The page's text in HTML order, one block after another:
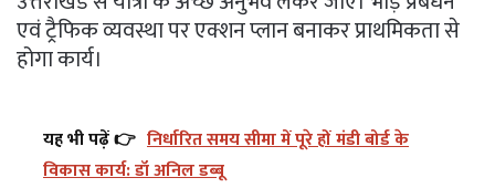
एवं ट्रैफिक व्यवस्था पर एक्शन प्लान बनाकर प्राथमिकता से
होगा कार्य।
यह भी पढ़ें 👉 निर्धारित समय सीमा में पूरे हों मंडी बोर्ड के
विकास कार्य: डॉ अनिल डब्बू